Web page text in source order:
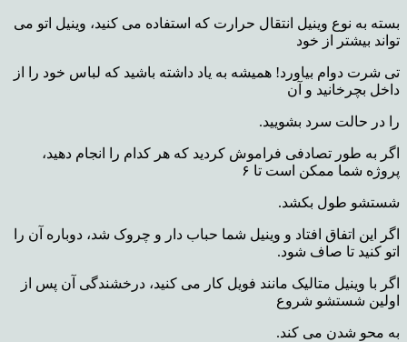
بسته به نوع وینیل انتقال حرارت که استفاده می کنید، وینیل اتو می
تواند بیشتر از خود
تی شرت دوام بیاورد! همیشه به یاد داشته باشید که لباس خود را از
داخل بچرخانید و آن
را در حالت سرد بشویید.
اگر به طور تصادفی فراموش کردید که هر کدام را انجام دهید،
پروژه شما ممکن است تا ۶
شستشو طول بکشد.
اگر این اتفاق افتاد و وینیل شما حباب دار و چروک شد، دوباره آن را
اتو کنید تا صاف شود.
اگر با وینیل متالیک مانند فویل کار می کنید، درخشندگی آن پس از
اولین شستشو شروع
به محو شدن می کند.